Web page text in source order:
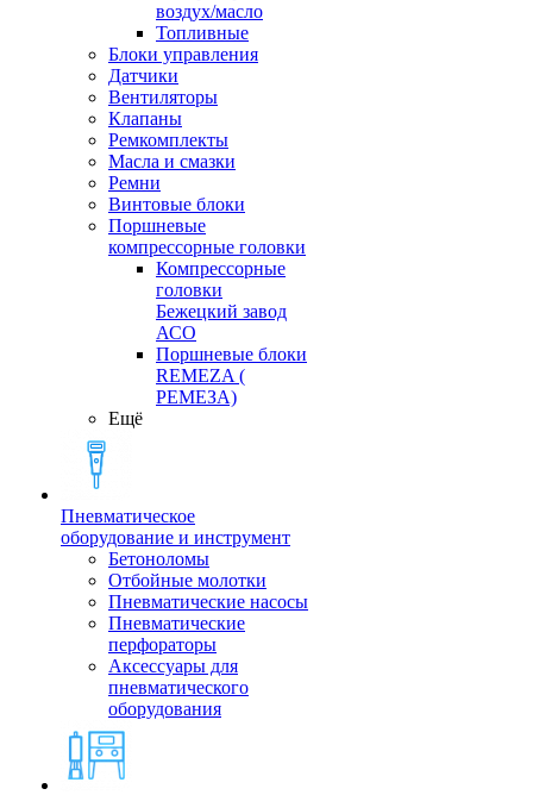
воздух/масло
Топливные
Блоки управления
Датчики
Вентиляторы
Клапаны
Ремкомплекты
Масла и смазки
Ремни
Винтовые блоки
Поршневые
компрессорные головки
Компрессорные
головки
Бежецкий завод
АСО
Поршневые блоки
REMEZA (
РЕМЕЗА)
Ещё
Пневматическое
оборудование и инструмент
Бетоноломы
Отбойные молотки
Пневматические насосы
Пневматические
перфораторы
Аксессуары для
пневматического
оборудования